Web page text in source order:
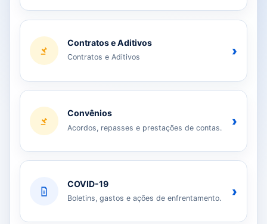
Contratos e Aditivos
Contratos e Aditivos ›
Convênios
Acordos, repasses e prestações de contas. ›
COVID-19
Boletins, gastos e ações de enfrentamento. ›